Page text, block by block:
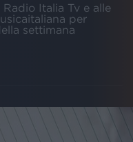
Italia Tv e alle
per
settimana